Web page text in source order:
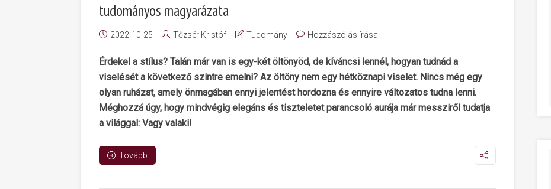
tudományos magyarázata
2022-10-25 Tőzsér Kristóf Tudomány Hozzászólás írása
Érdekel a stílus? Talán már van is egy-két öltönyöd, de kíváncsi lennél, hogyan tudnád a
viselését a következő szintre emelni? Az öltöny nem egy hétköznapi viselet. Nincs még egy
olyan ruházat, amely önmagában ennyi jelentést hordozna és ennyire változatos tudna lenni.
Méghozzá úgy, hogy mindvégig elegáns és tiszteletet parancsoló aurája már messziről tudatja
a világgal: Vagy valaki!
Tovább